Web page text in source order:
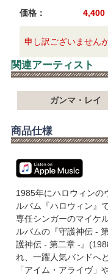
価格：
4,400
申し訳ございません
関連アーティスト
ガンマ・レイ
商品仕様
1985年にハロウィンの
ルバム『ハロウィン』
専任シンガーのマイケ
ルバムの『守護神伝 -
護神伝 - 第二章 -』
れ、一躍人気バンドへ
「アイム・アライヴ」